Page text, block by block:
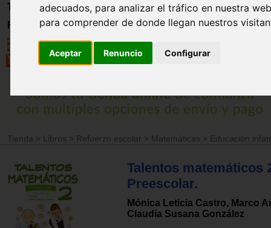
adecuados, para analizar el tráfico en nuestra
para comprender de donde llegan nuestros
Aceptar Renuncio Configurar
Trabajo
Registro
Tienda > Libros > Refuerzo escolar > Matemáticas > Educación
Talentos matemáticos
Preescolar.
Mónica Leticia Castro, Marco
Claudia Susana González